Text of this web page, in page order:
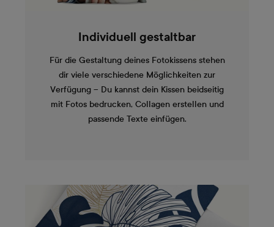
Individuell gestaltbar
Für die Gestaltung deines Fotokissens stehen
dir viele verschiedene Möglichkeiten zur
Verfügung – Du kannst dein Kissen beidseitig
mit Fotos bedrucken, Collagen erstellen und
passende Texte einfügen.